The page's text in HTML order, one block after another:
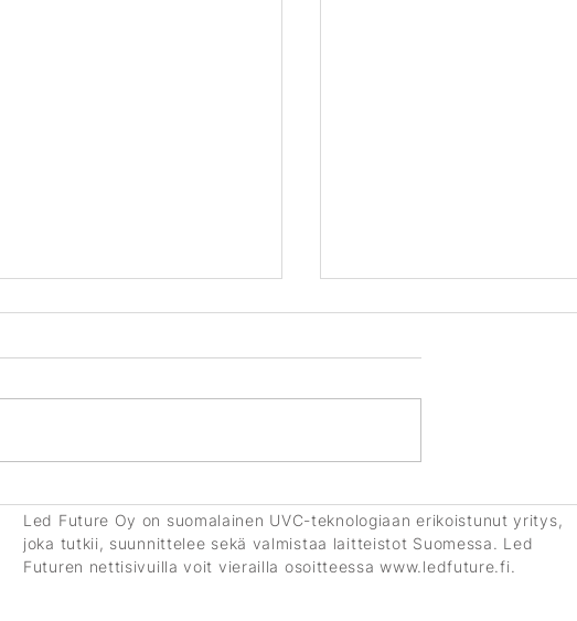
-lehdessä – lue lisää!
urheilijalähettilääksi –
Suomalaisyritys tukee myös
paraurheilun Tulevaisuuden
Led Future Oy on suomalainen UVC-teknologiaan erikoistunut yritys,
joka tutkii, suunnittelee sekä valmistaa laitteistot Suomessa. Led
Futuren nettisivuilla voit vierailla osoitteessawww.ledfuture.fi.